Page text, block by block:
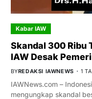
Kabar IAW
Skandal 300 Ribu
IAW Desak
BYREDAKSI IAWNEWS 1
IAWNews.com –
mengungkap skandal